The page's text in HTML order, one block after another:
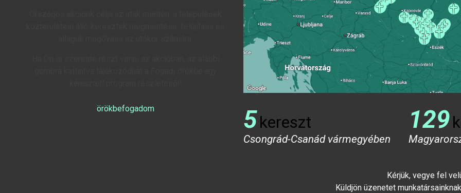
örökbefogadom 5kereszt
Csongrád-Csanád vármegyében
129
Kérjük, vegye fel
Küldjön üzenetet